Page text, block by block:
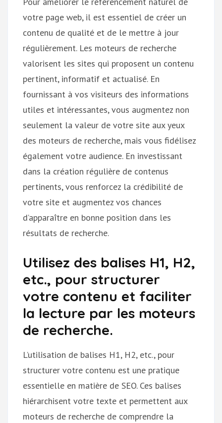
votre page web, il est essentiel de créer un
contenu de qualité et de le mettre à jour
régulièrement. Les moteurs de recherche
valorisent les sites qui proposent un contenu
pertinent, informatif et actualisé. En
fournissant à vos visiteurs des informations
utiles et intéressantes, vous augmentez non
seulement la valeur de votre site aux yeux
des moteurs de recherche, mais vous fidélisez
également votre audience. En investissant
dans la création régulière de contenus
pertinents, vous renforcez la crédibilité de
votre site et augmentez vos chances
d’apparaître en bonne position dans les
résultats de recherche.
Utilisez des balises H1, H2,
etc., pour structurer
votre contenu et faciliter
la lecture par les moteurs
de recherche.
L’utilisation de balises H1, H2, etc., pour
structurer votre contenu est une pratique
essentielle en matière de SEO. Ces balises
hiérarchisent votre texte et permettent aux
moteurs de recherche de comprendre la